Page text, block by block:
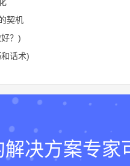
契机
？)
话术)
解决方案专